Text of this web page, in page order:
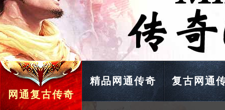
网通复古传奇
精品网通传奇 复古网通